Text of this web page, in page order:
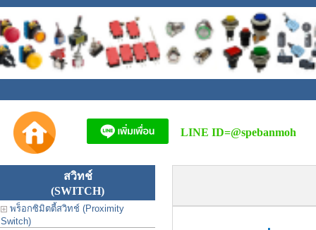
LINE ID=@spebanmoh
สวิทช์
(SWITCH)
พร็อกซิมิตตี้สวิทช์ (Proximity
Switch)